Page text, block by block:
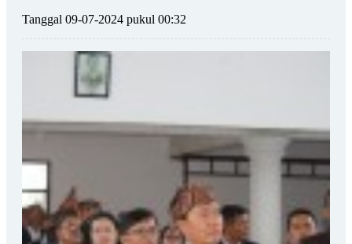
Tanggal 09-07-2024 pukul 00:32